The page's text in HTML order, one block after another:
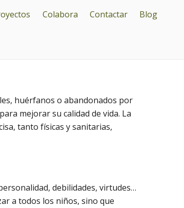
Colabora Contactar Blog
huérfanos o abandonados por
mejorar su calidad de vida. La
tanto físicas y sanitarias,
debilidades, virtudes…
a todos los niños, sino que